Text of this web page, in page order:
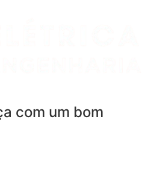
com um bom